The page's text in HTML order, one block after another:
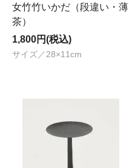
女竹竹いかだ（段違い・薄
茶）
1,800円(税込)
サイズ／28×11cm